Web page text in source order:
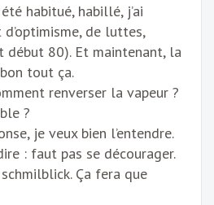
habitué, habillé, j’ai
de luttes,
début 80). Et maintenant, la
tout ça.
renverser la vapeur ?
?
je veux bien l’entendre.
: faut pas se décourager.
Ça fera que